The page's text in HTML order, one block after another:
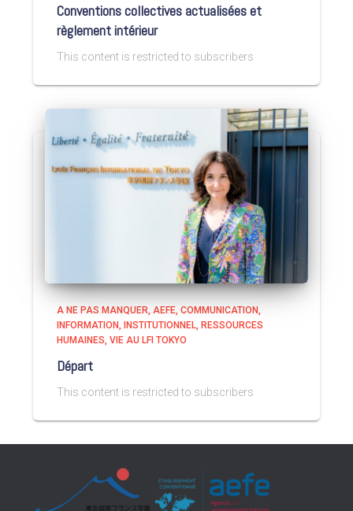
Conventions collectives actualisées et
règlement intérieur
This content is restricted to subscribers
A NE PAS MANQUER AEFE COMMUNICATION
INFORMATION
INSTITUTIONNEL RESSOURCES
HUMAINES VIE AU LFI TOKYO
Départ
This content is restricted to subscribers